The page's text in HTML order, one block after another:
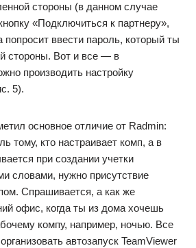
стороны (в данном случае
«Подключиться к партнеру»,
попросит ввести пароль, который ты
стороны. Вот и все — в
производить настройку
5).
основное отличие от Radmin:
тому, кто настраивает комп, а в
при создании учетки
словами, нужно присутствие
Спрашивается, а как же
офис, когда ты из дома хочешь
компу, например, ночью. Все
автозапуск TeamViewer